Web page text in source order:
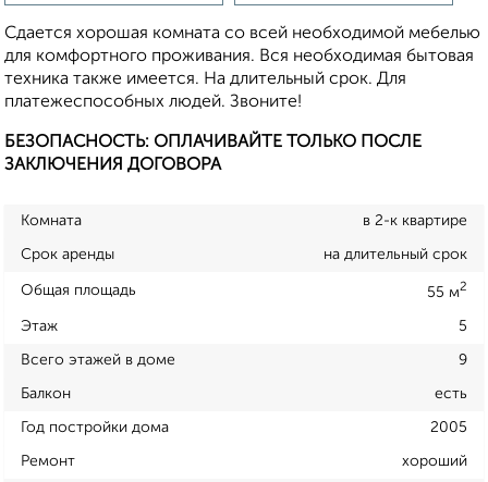
Сдается хорошая комната со всей необходимой мебелью
для комфортного проживания. Вся необходимая бытовая
техника также имеется. На длительный срок. Для
платежеспособных людей. Звоните!
БЕЗОПАСНОСТЬ: ОПЛАЧИВАЙТЕ ТОЛЬКО ПОСЛЕ
ЗАКЛЮЧЕНИЯ ДОГОВОРА
Комната в 2-к квартире
Срок аренды на длительный срок
Общая площадь 55 м2
Этаж 5
Всего этажей в доме 9
Балкон есть
Год постройки дома 2005
Ремонт хороший